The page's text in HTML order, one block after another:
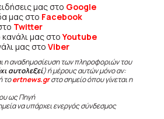
μας στο Google
μας στο Facebook
Twitter
μας στοYoutube
μας στο Viber
η αναδημοσίευση των πληροφοριών του
αυτολεξεί) ή μέρους αυτών μόνο αν:
τοertnews.grστο σημείο όπου γίνεται η
ως Πηγή
να υπάρχει ενεργός σύνδεσμος